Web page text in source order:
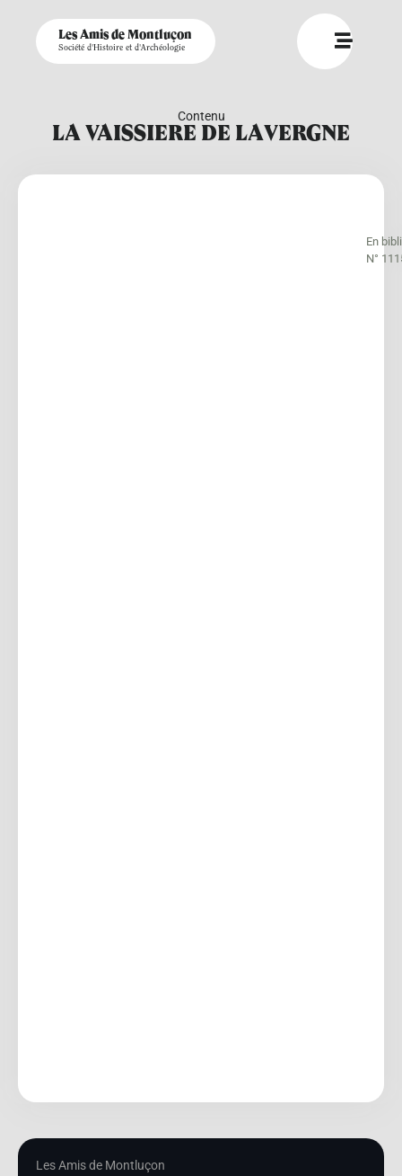
Les Amis de Montluçon
Société d'Histoire et d'Archéologie
Contenu
LA VAISSIERE DE LAVERGNE
En
N°
Les Amis de Montluçon